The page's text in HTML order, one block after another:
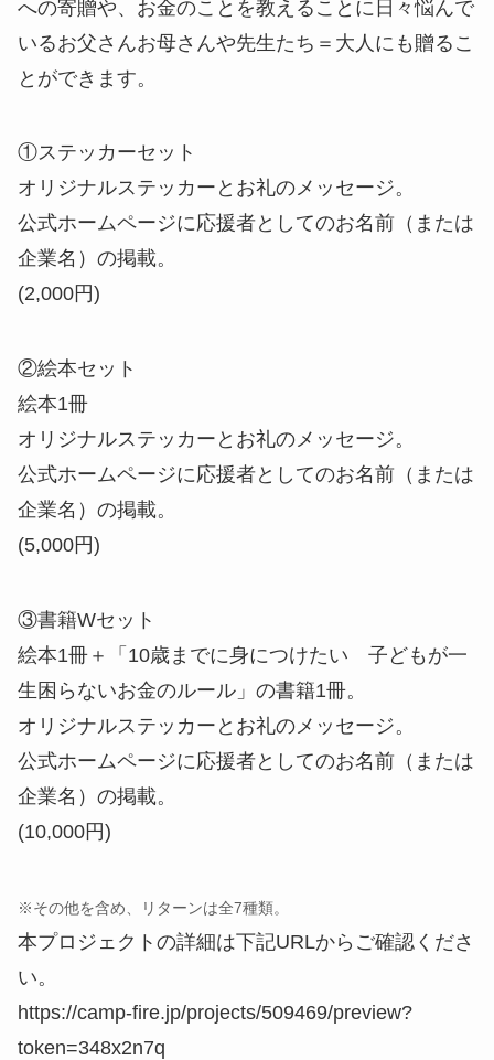
への寄贈や、お金のことを教えることに日々悩んで
いるお父さんお母さんや先生たち＝大人にも贈るこ
とができます。
①ステッカーセット
オリジナルステッカーとお礼のメッセージ。
公式ホームページに応援者としてのお名前（または
企業名）の掲載。
(2,000円)
②絵本セット
絵本1冊
オリジナルステッカーとお礼のメッセージ。
公式ホームページに応援者としてのお名前（または
企業名）の掲載。
(5,000円)
③書籍Wセット
絵本1冊＋「10歳までに身につけたい 子どもが一
生困らないお金のルール」の書籍1冊。
オリジナルステッカーとお礼のメッセージ。
公式ホームページに応援者としてのお名前（または
企業名）の掲載。
(10,000円)
※その他を含め、リターンは全7種類。
本プロジェクトの詳細は下記URLからご確認くださ
い。
https://camp-fire.jp/projects/509469/preview?
token=348x2n7q